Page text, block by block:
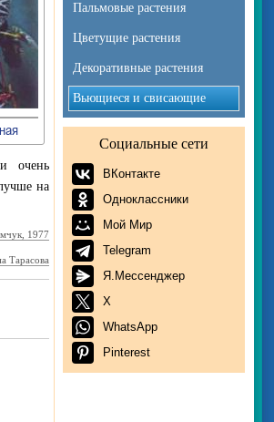
очень
на
1977
Тарасова
Пальмовые растения
Цветущие растения
Декоративные растения
Вьющиеся и свисающие
Социальные сети
ВКонтакте
Одноклассники
Мой Мир
Telegram
Я.Мессенджер
X
WhatsApp
Pinterest